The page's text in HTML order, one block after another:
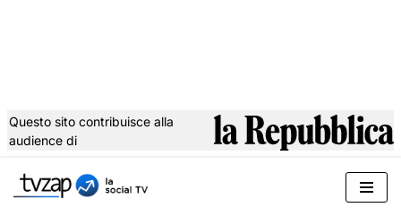
al
Questo sito contribuisce alla
audience di